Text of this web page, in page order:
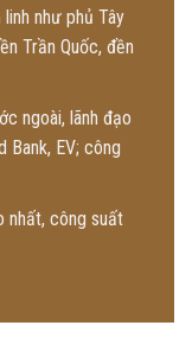
như phủ Tây
Trần Quốc, đền
ngoài, lãnh đạo
EV; công
nhất, công suất